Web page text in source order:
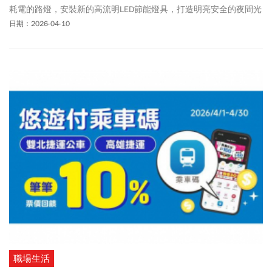
耗電的路燈，安裝新的高流明LED節能燈具，打造明亮安全的夜間光
環境，並大幅降低能源消耗與碳排放，一盞盞路燈正點亮台中的永
Taichung,s broader push toward sustainability with each light
contributing to a more livable, low-carbon city.
日期：2026-04-10
職場生活